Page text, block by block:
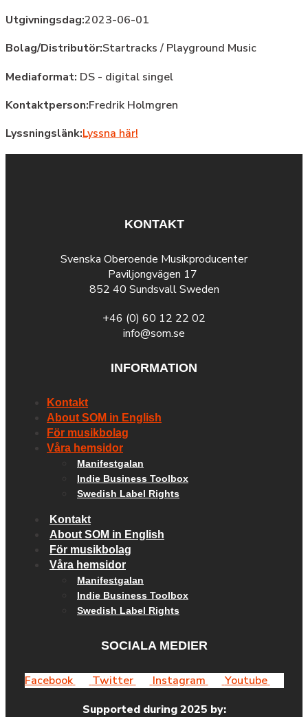
Utgivningsdag:2023-06-01
Bolag/Distributör:Startracks / Playground Music
Mediaformat: DS - digital singel
Kontaktperson:Fredrik Holmgren
Lyssningslänk:Lyssna här!
KONTAKT
Svenska Oberoende Musikproducenter
Paviljongvägen 17
852 40 Sundsvall Sweden
+46 (0) 60 12 22 02
info@som.se
INFORMATION
Kontakt
About SOM in English
För musikbolag
Våra hemsidor
Manifestgalan
Indie Business Toolbox
Swedish Label Rights
Kontakt
About SOM in English
För musikbolag
Våra hemsidor
Manifestgalan
Indie Business Toolbox
Swedish Label Rights
SOCIALA MEDIER
Facebook Twitter Instagram
Youtube
Supported during 2025 by: